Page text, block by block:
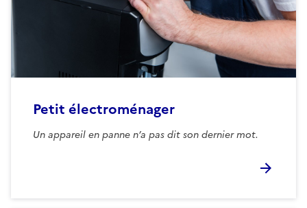
Petit électroménager
Un appareil en panne n’a pas dit son dernier mot.